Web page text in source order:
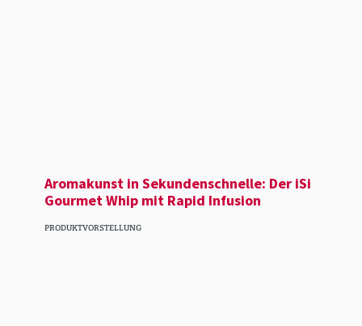
Aroma­kunst in Sekun­den­schnelle: Der iSi
Gourmet Whip mit Rapid Infusion
PRODUKTVORSTELLUNG